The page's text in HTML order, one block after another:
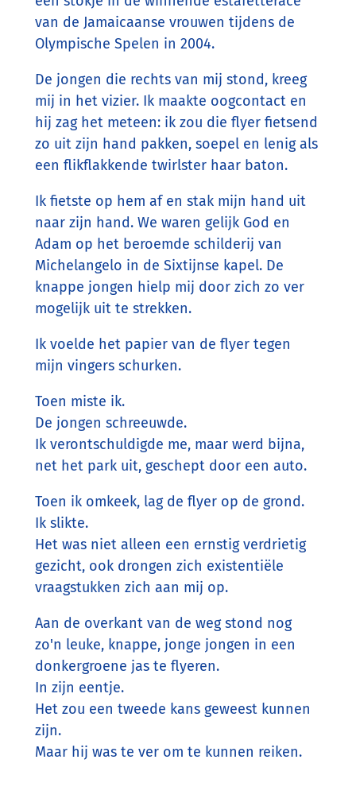
van de Jamaicaanse vrouwen tijdens de
Olympische Spelen in 2004.
De jongen die rechts van mij stond, kreeg
mij in het vizier. Ik maakte oogcontact en
hij zag het meteen: ik zou die flyer fietsend
zo uit zijn hand pakken, soepel en lenig als
een flikflakkende twirlster haar baton.
Ik fietste op hem af en stak mijn hand uit
naar zijn hand. We waren gelijk God en
Adam op het beroemde schilderij van
Michelangelo in de Sixtijnse kapel. De
knappe jongen hielp mij door zich zo ver
mogelijk uit te strekken.
Ik voelde het papier van de flyer tegen
mijn vingers schurken.
Toen miste ik.
De jongen schreeuwde.
Ik verontschuldigde me, maar werd bijna,
net het park uit, geschept door een auto.
Toen ik omkeek, lag de flyer op de grond.
Ik slikte.
Het was niet alleen een ernstig verdrietig
gezicht, ook drongen zich existentiële
vraagstukken zich aan mij op.
Aan de overkant van de weg stond nog
zo'n leuke, knappe, jonge jongen in een
donkergroene jas te flyeren.
In zijn eentje.
Het zou een tweede kans geweest kunnen
zijn.
Maar hij was te ver om te kunnen reiken.